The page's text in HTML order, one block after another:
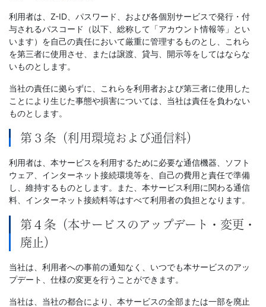
文
芸
書
ま
で
利用者は、Z-ID、パスワード、および各個別サービスで発行・付
与されるパスコード（以下、総称して「アカウント情報等」とい
います）を自己の責任において厳重に管理するものとし、これら
を第三者に使用させ、または譲渡、貸与、開示等をしてはならな
いものとします。
当社の責任に拠らずに、これらを利用者および第三者に使用した
ことにより生じた事態や損害については、当社は責任を負わない
ものとします。
第３条（利用環境および通信料）
利用者は、本サービスを利用するために必要な通信機器、ソフト
ウェア、インターネット接続環境等を、自己の費用と責任で準備
し、維持するものとします。また、本サービス利用に関わる通信
料、インターネット接続料等はすべて利用者の負担となります。
第４条（本サービスのアップデート・変更・
廃止）
当社は、利用者への事前の通知なく、いつでも本サービスのアッ
プデート、仕様の変更を行うことができます。
当社は、当社の都合により、本サービスの全部または一部を廃止